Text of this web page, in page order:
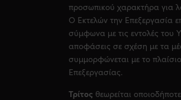
προσωπικού χαρακτήρα για
Ο Εκτελών την Επεξεργασία
σύμφωνα με τις εντολές του
αποφάσεις σε σχέση με τα
συμμορφώνεται με το
Επεξεργασίας.
Τρίτος θεωρείται